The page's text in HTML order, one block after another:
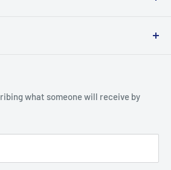
it in the theme settings.
what someone will receive by